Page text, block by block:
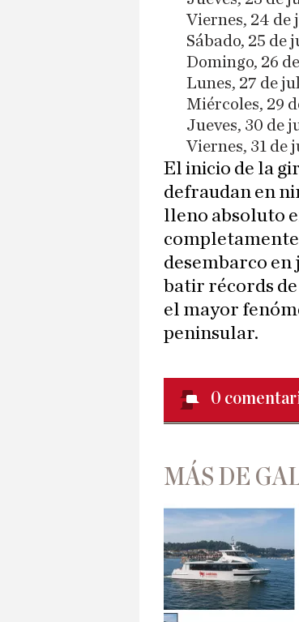
Viernes, 24 de
Sábado, 25 de
Domingo, 26
Lunes, 27 de
Miércoles, 29
Jueves, 30 de
Viernes, 31 de
El inicio de la
defraudan en
lleno absoluto
completamente
desembarco en
batir récords
el mayor
peninsular.
0
MÁS DE